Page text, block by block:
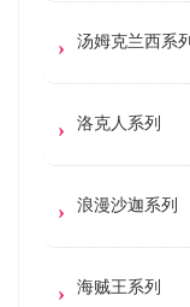
汤姆克兰西系
洛克人系列
浪漫沙迦系列
海贼王系列